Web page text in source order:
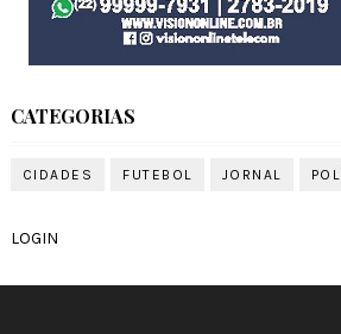
CATEGORIAS
CIDADES FUTEBOL JORNAL
LOGIN